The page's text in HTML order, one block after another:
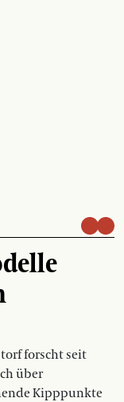
forscht seit
über
Kipppunkte